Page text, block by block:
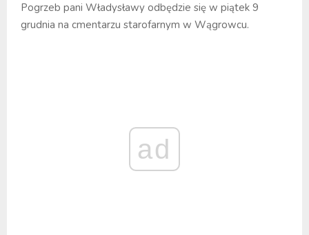
Pogrzeb pani Władysławy odbędzie się w piątek 9
grudnia na cmentarzu starofarnym w Wągrowcu.
ad